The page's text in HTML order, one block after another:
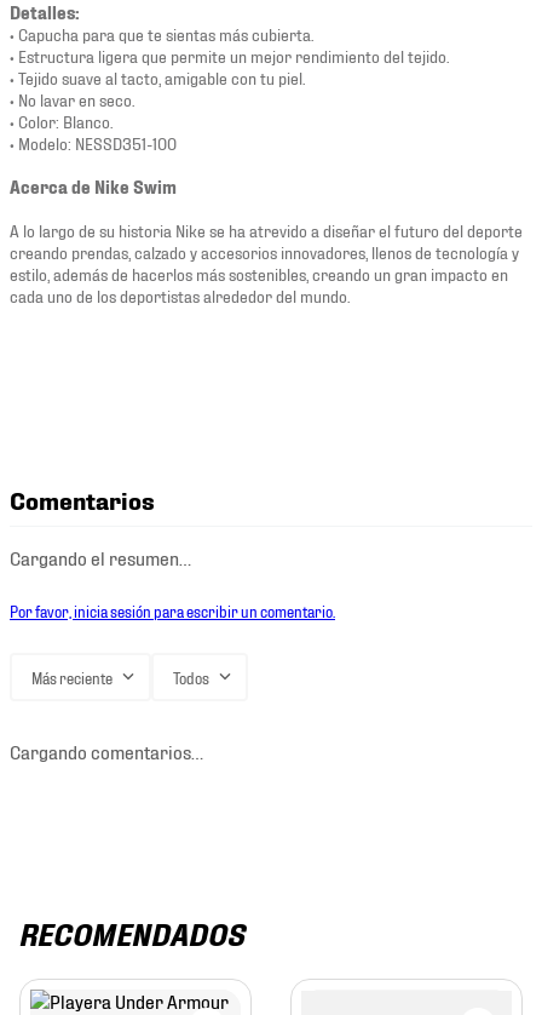
Detalles:
• Capucha para que te sientas más cubierta.
• Estructura ligera que permite un mejor rendimiento del tejido.
• Tejido suave al tacto, amigable con tu piel.
• No lavar en seco.
• Color: Blanco.
• Modelo: NESSD351-100
Acerca de Nike Swim
A lo largo de su historia Nike se ha atrevido a diseñar el futuro del deporte
creando prendas, calzado y accesorios innovadores, llenos de tecnología y
estilo, además de hacerlos más sostenibles, creando un gran impacto en
cada uno de los deportistas alrededor del mundo.
Comentarios
Cargando el resumen…
Por favor, inicia sesión para escribir un comentario.
Más reciente Todos
Cargando comentarios…
RECOMENDADOS